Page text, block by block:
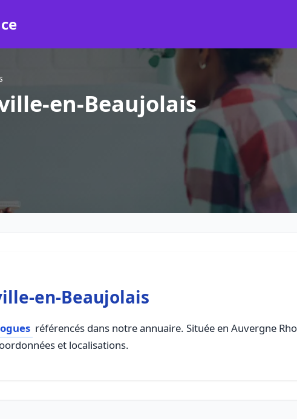
en-Beaujolais
en-Beaujolais
référencés dans notre annuaire. Située en Auvergne
et localisations.